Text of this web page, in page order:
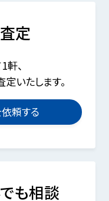
定
軒、
いたします。
頼する
も相談